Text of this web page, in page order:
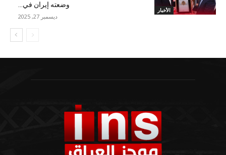
الأخبار
وضعته إيران في...
ديسمبر 27, 2025